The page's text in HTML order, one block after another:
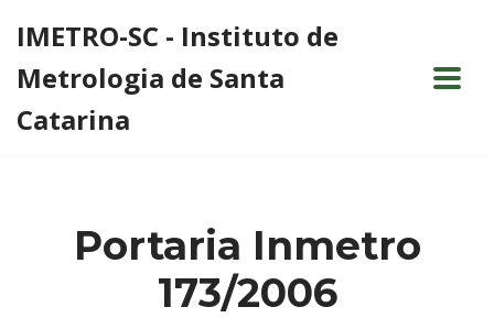
para
o
IMETRO-SC - Instituto de
Metrologia de Santa
Catarina
Portaria Inmetro
173/2006